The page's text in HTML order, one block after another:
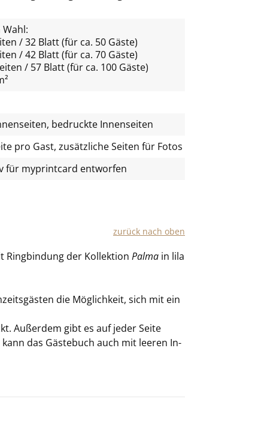
Wahl:
/ 32 Blatt (für ca. 50 Gäste)
/ 42 Blatt (für ca. 70 Gäste)
/ 57 Blatt (für ca. 100 Gäste)
bedruckte Innenseiten
pro Gast, zusätzliche Seiten für Fotos
für myprintcard entworfen
zu­rück nach oben
Ring­bin­dung der Kol­lek­ti­on Palma in lila
die Mög­lich­keit, sich mit ein
Au­ßer­dem gibt es auf jeder Seite
das Gäs­te­buch auch mit lee­ren In­